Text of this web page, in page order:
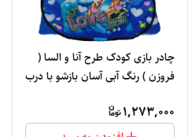
چادر بازی کودک طرح آنا و السا (
فروزن ) رنگ آبی آسان بازشو با درب
1,273,000